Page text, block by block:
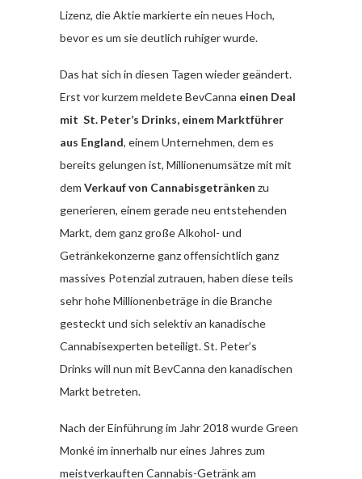
Lizenz, die Aktie markierte ein neues Hoch,
bevor es um sie deutlich ruhiger wurde.
Das hat sich in diesen Tagen wieder geändert.
Erst vor kurzem meldete BevCanna einen Deal
mit St. Peter’s Drinks, einem Marktführer
aus England, einem Unternehmen, dem es
bereits gelungen ist, Millionenumsätze mit mit
dem Verkauf von Cannabisgetränken zu
generieren, einem gerade neu entstehenden
Markt, dem ganz große Alkohol- und
Getränkekonzerne ganz offensichtlich ganz
massives Potenzial zutrauen, haben diese teils
sehr hohe Millionenbeträge in die Branche
gesteckt und sich selektiv an kanadische
Cannabisexperten beteiligt. St. Peter’s
Drinks will nun mit BevCanna den kanadischen
Markt betreten.
Nach der Einführung im Jahr 2018 wurde Green
Monké im innerhalb nur eines Jahres zum
meistverkauften Cannabis-Getränk am